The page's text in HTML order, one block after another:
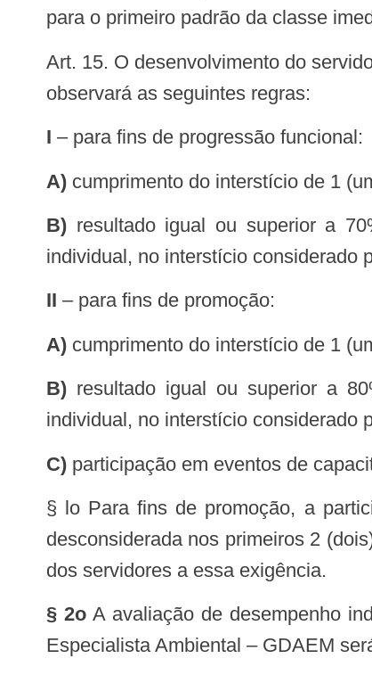
para o primeiro padrão da classe
observará as seguintes regras:
– para fins de progressão funcional:
a) cumprimento do interstício de 1
b) resultado igual ou superior a
individual, no interstício considerado
II – para fins de promoção:
a) cumprimento do interstício de 1
b) resultado igual ou superior a
individual, no interstício considerado
c) participação em eventos de
§ lo Para fins de promoção, a
desconsiderada nos primeiros 2
dos servidores a essa exigência.
§ 2o A avaliação de desempenho
Especialista Ambiental – GDAEM